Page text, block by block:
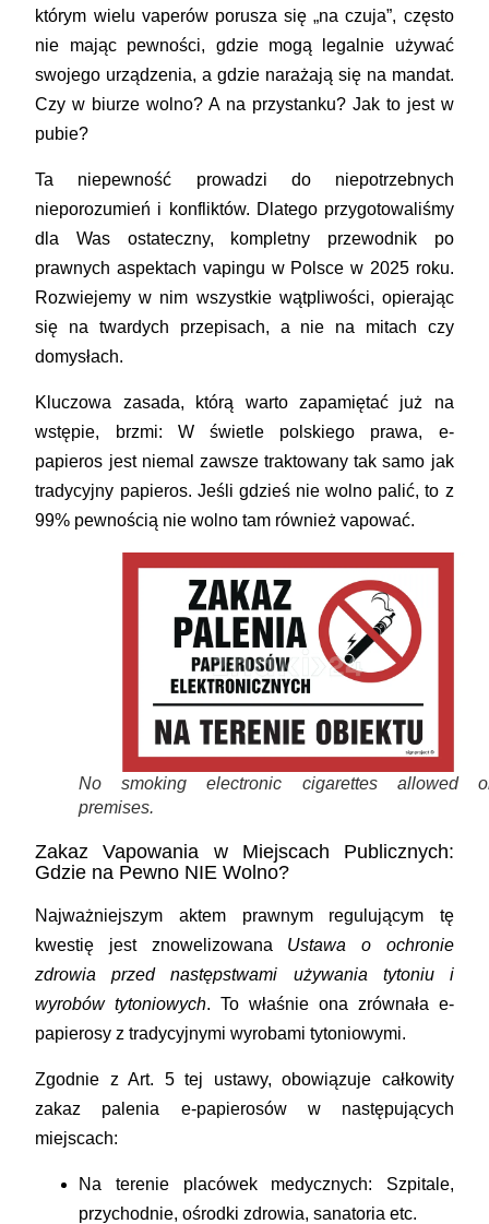
którym wielu vaperów porusza się „na czuja”, często
nie mając pewności, gdzie mogą legalnie używać
swojego urządzenia, a gdzie narażają się na mandat.
Czy w biurze wolno? A na przystanku? Jak to jest w
pubie?
Ta niepewność prowadzi do niepotrzebnych
nieporozumień i konfliktów. Dlatego przygotowaliśmy
dla Was ostateczny, kompletny przewodnik po
prawnych aspektach vapingu w Polsce w 2025 roku.
Rozwiejemy w nim wszystkie wątpliwości, opierając
się na twardych przepisach, a nie na mitach czy
domysłach.
Kluczowa zasada, którą warto zapamiętać już na
wstępie, brzmi: W świetle polskiego prawa, e-
papieros jest niemal zawsze traktowany tak samo jak
tradycyjny papieros. Jeśli gdzieś nie wolno palić, to z
99% pewnością nie wolno tam również vapować.
No smoking electronic cigarettes allowed
premises.
Zakaz Vapowania w Miejscach Publicznych:
Gdzie na Pewno NIE Wolno?
Najważniejszym aktem prawnym regulującym tę
kwestię jest znowelizowana Ustawa o ochronie
zdrowia przed następstwami używania tytoniu i
wyrobów tytoniowych. To właśnie ona zrównała e-
papierosy z tradycyjnymi wyrobami tytoniowymi.
Zgodnie z Art. 5 tej ustawy,obowiązuje całkowity
zakaz palenia e-papierosów w następujących
miejscach:
Na terenie placówek medycznych: Szpitale,
przychodnie, ośrodki zdrowia, sanatoria etc.